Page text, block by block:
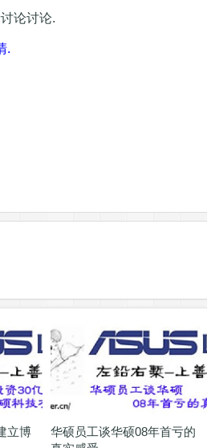
论讨论.
.
立博
华硕员工谈华硕08年首亏的